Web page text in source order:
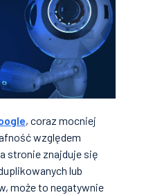
, coraz mocniej
względem
stronie znajduje się
lub
może to negatywnie